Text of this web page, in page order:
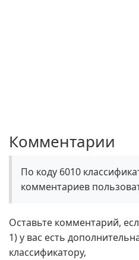
Комментарии
По коду 6010
комментариев
Оставьте комментарий,
1) у вас есть
классификатору,